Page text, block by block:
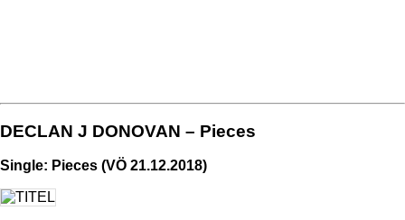
DECLAN J DONOVAN – Pieces
Single: Pieces (VÖ 21.12.2018)